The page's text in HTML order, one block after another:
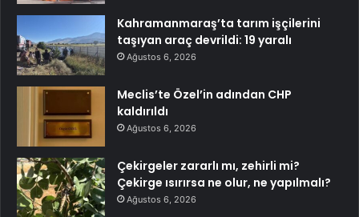
Kahramanmaraş’ta tarım işçilerini
taşıyan araç devrildi: 19 yaralı
Ağustos 6, 2026
Meclis’te Özel’in adından CHP
kaldırıldı
Ağustos 6, 2026
Çekirgeler zararlı mı, zehirli mi?
Çekirge ısırırsa ne olur, ne yapılmalı?
Ağustos 6, 2026